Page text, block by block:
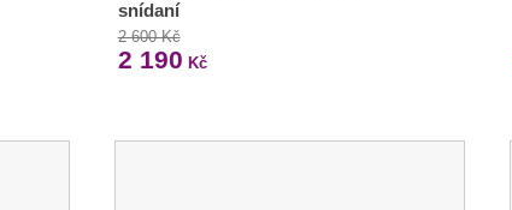
snídaní
2 600 Kč
2 190 Kč